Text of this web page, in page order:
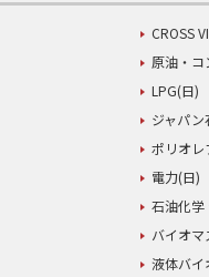
CROSS
原油・コ
LPG(日)
ジャパン
ポリオレ
電力(日)
石油化学
バイオマ
液体バイ